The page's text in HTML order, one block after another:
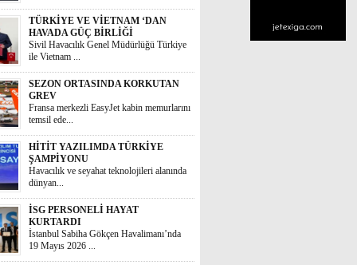
TÜRKİYE VE VİETNAM ‘DAN
HAVADA GÜÇ BİRLİĞİ
Sivil Havacılık Genel Müdürlüğü Türkiye
ile Vietnam ...
SEZON ORTASINDA KORKUTAN
GREV
Fransa merkezli EasyJet kabin memurlarını
temsil ede...
HİTİT YAZILIMDA TÜRKİYE
ŞAMPİYONU
Havacılık ve seyahat teknolojileri alanında
dünyan...
İSG PERSONELİ HAYAT
KURTARDI
İstanbul Sabiha Gökçen Havalimanı’nda
19 Mayıs 2026 ...